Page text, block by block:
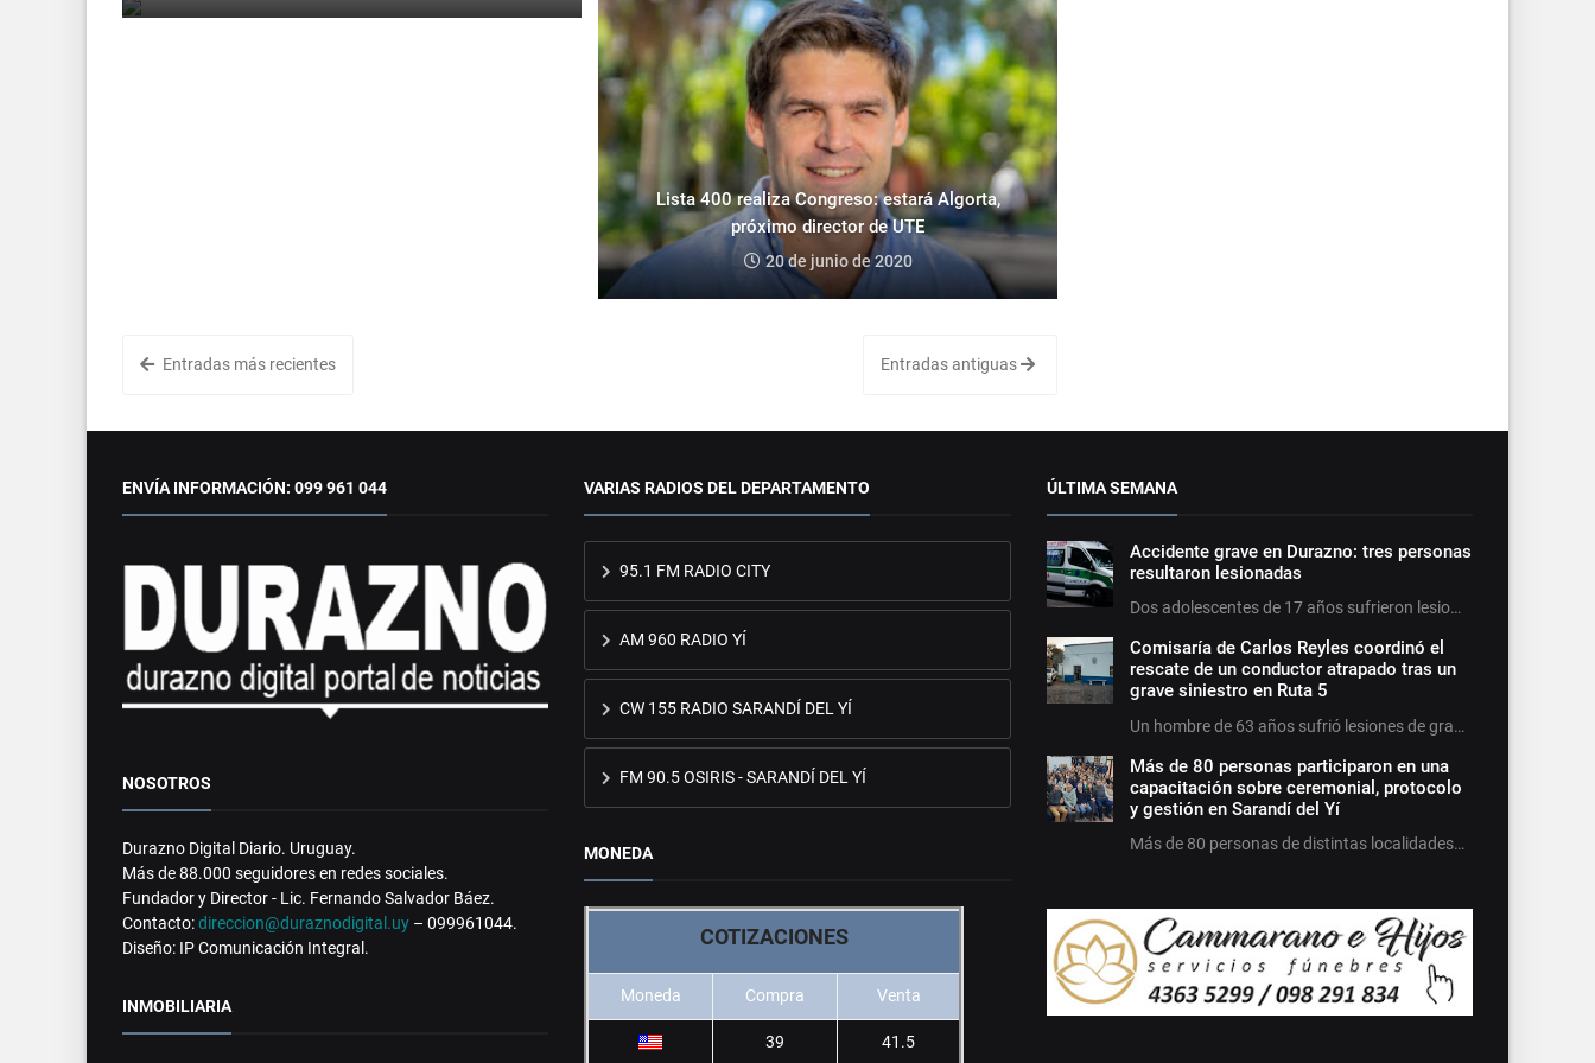
Lista 400 realiza Congreso: estará Algorta,
próximo director de UTE
20 de junio de 2020
Entradas más recientes Entradas antiguas
ENVÍA INFORMACIÓN: 099 961 044
NOSOTROS
Durazno Digital Diario. Uruguay.
Más de 88.000 seguidores en redes sociales.
Fundador y Director - Lic. Fernando Salvador Báez.
Contacto:direccion@duraznodigital.uy – 099961044.
Diseño: IP Comunicación Integral.
INMOBILIARIA
VARIAS RADIOS DEL DEPARTAMENTO
95.1 FM RADIO CITY
AM 960 RADIO YÍ
CW 155 RADIO SARANDÍ DEL YÍ
FM 90.5 OSIRIS - SARANDÍ DEL YÍ
MONEDA
COTIZACIONES
Moneda Compra Venta
39 41.5
ÚLTIMA SEMANA
Accidente grave en Durazno: tres personas
resultaron lesionadas
Dos adolescentes de 17 años sufrieron lesio…
Comisaría de Carlos Reyles coordinó el
rescate de un conductor atrapado tras un
grave siniestro en Ruta 5
Un hombre de 63 años sufrió lesiones de gra…
Más de 80 personas participaron en una
capacitación sobre ceremonial, protocolo
y gestión en Sarandí del Yí
Más de 80 personas de distintas localidades…